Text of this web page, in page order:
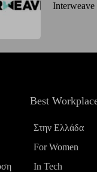
Interweave
Best
Στην Ελλάδα
For Women
In Tech